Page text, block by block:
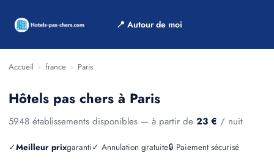
📍 Autour de moi
Accueil › france › Paris
Hôtels pas chers à Paris
5948 établissements disponibles — à partir de 23 € / nuit
✓Meilleur prixgaranti✓ Annulation gratuite🔒 Paiement sécurisé